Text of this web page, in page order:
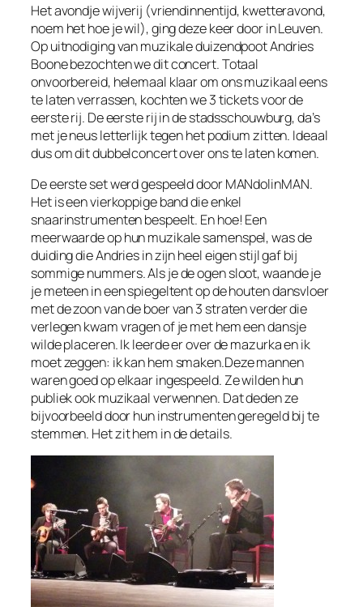
Het avondje wijverij (vriendinnentijd, kwetteravond,
noem het hoe je wil), ging deze keer door in Leuven.
Op uitnodiging van muzikale duizendpoot Andries
Boone bezochten we dit concert. Totaal
onvoorbereid, helemaal klaar om ons muzikaal eens
te laten verrassen, kochten we 3 tickets voor de
eerste rij. De eerste rij in de stadsschouwburg, da’s
met je neus letterlijk tegen het podium zitten. Ideaal
dus om dit dubbelconcert over ons te laten komen.
De eerste set werd gespeeld door MANdolinMAN.
Het is een vierkoppige band die enkel
snaarinstrumenten bespeelt. En hoe! Een
meerwaarde op hun muzikale samenspel, was de
duiding die Andries in zijn heel eigen stijl gaf bij
sommige nummers. Als je de ogen sloot, waande je
je meteen in een spiegeltent op de houten dansvloer
met de zoon van de boer van 3 straten verder die
verlegen kwam vragen of je met hem een dansje
wilde placeren. Ik leerde er over de mazurka en ik
moet zeggen: ik kan hem smaken.Deze mannen
waren goed op elkaar ingespeeld. Ze wilden hun
publiek ook muzikaal verwennen. Dat deden ze
bijvoorbeeld door hun instrumenten geregeld bij te
stemmen. Het zit hem in de details.